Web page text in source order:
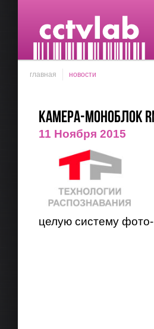
главная новости
Камера-моноблок
11 Ноября 2015
целую систему